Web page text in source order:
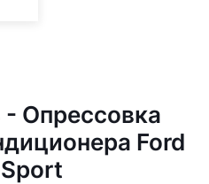
- Опрессовка
Ford